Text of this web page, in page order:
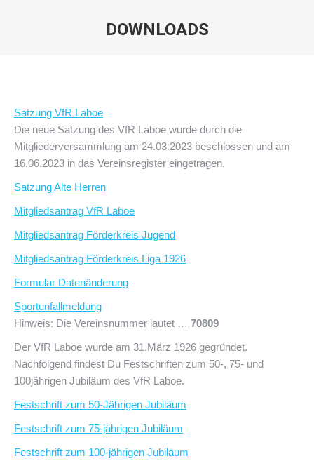
DOWNLOADS
Satzung VfR Laboe
Die neue Satzung des VfR Laboe wurde durch die
Mitgliederversammlung am 24.03.2023 beschlossen und am
16.06.2023 in das Vereinsregister eingetragen.
Satzung Alte Herren
Mitgliedsantrag VfR Laboe
Mitgliedsantrag Förderkreis Jugend
Mitgliedsantrag Förderkreis Liga 1926
Formular Datenänderung
Sportunfallmeldung
Hinweis: Die Vereinsnummer lautet … 70809
Der VfR Laboe wurde am 31.März 1926 gegründet.
Nachfolgend findest Du Festschriften zum 50-, 75- und
100jährigen Jubiläum des VfR Laboe.
Festschrift zum 50-Jährigen Jubiläum
Festschrift zum 75-jährigen Jubiläum
Festschrift zum 100-jährigen Jubiläum